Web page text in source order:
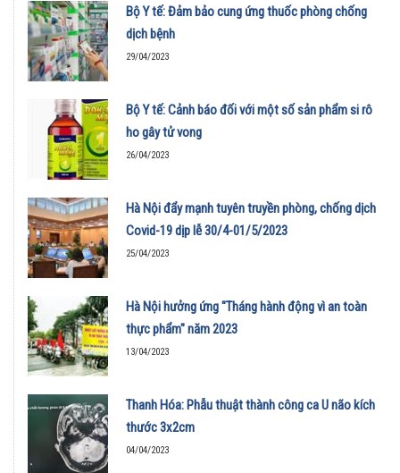
Bộ Y tế: Đảm bảo cung ứng thuốc phòng chống
dịch bệnh
29/04/2023
Bộ Y tế: Cảnh báo đối với một số sản phẩm si rô
ho gây tử vong
26/04/2023
Hà Nội đẩy mạnh tuyên truyền phòng, chống dịch
Covid-19 dịp lễ 30/4-01/5/2023
25/04/2023
Hà Nội hưởng ứng "Tháng hành động vì an toàn
thực phẩm" năm 2023
13/04/2023
Thanh Hóa: Phẫu thuật thành công ca U não kích
thước 3x2cm
04/04/2023